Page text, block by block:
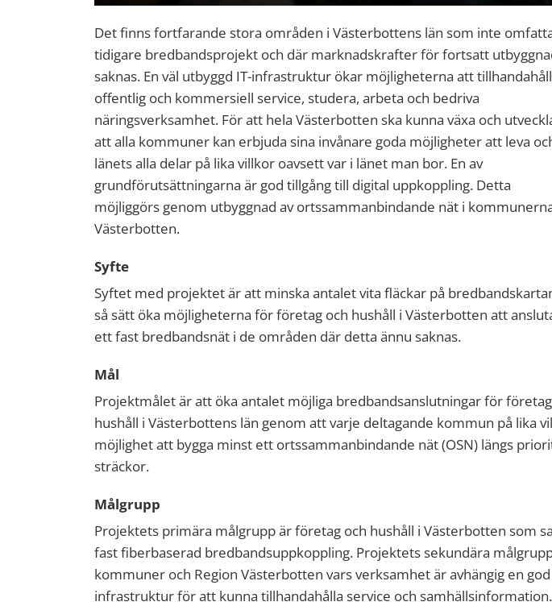
Det finns fortfarande stora områden i Västerbottens län som inte
tidigare bredbandsprojekt och där marknadskrafter för fortsatt
saknas. En väl utbyggd IT-infrastruktur ökar möjligheterna att
offentlig och kommersiell service, studera, arbeta och bedriva
näringsverksamhet. För att hela Västerbotten ska kunna växa och
att alla kommuner kan erbjuda sina invånare goda möjligheter att leva
länets alla delar på lika villkor oavsett var i länet man bor. En av
grundförutsättningarna är god tillgång till digital uppkoppling. Detta
möjliggörs genom utbyggnad av ortssammanbindande nät i
Västerbotten.
Syfte
Syftet med projektet är att minska antalet vita fläckar på
så sätt öka möjligheterna för företag och hushåll i Västerbotten att
ett fast bredbandsnät i de områden där detta ännu saknas.
Mål
Projektmålet är att öka antalet möjliga bredbandsanslutningar för
hushåll i Västerbottens län genom att varje deltagande kommun på lika
möjlighet att bygga minst ett ortssammanbindande nät (OSN) längs
sträckor.
Målgrupp
Projektets primära målgrupp är företag och hushåll i Västerbotten som
fast fiberbaserad bredbandsuppkoppling. Projektets sekundära
kommuner och Region Västerbotten vars verksamhet är avhängig en god
infrastruktur för att kunna tillhandahålla service och samhällsinformation.